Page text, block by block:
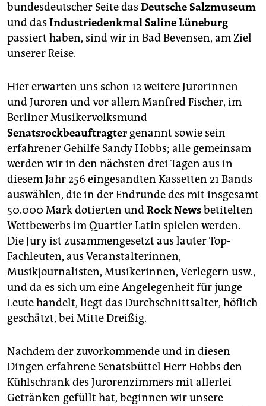
bundesdeutscher Seite das Deutsche Salzmuseum
und das Industriedenkmal Saline Lüneburg
passiert haben, sind wir in Bad Bevensen, am Ziel
unserer Reise.
Hier erwarten uns schon 12 weitere Jurorinnen
und Juroren und vor allem Manfred Fischer, im
Berliner Musikervolksmund
Senatsrockbeauftragter genannt sowie sein
erfahrener Gehilfe Sandy Hobbs; alle gemeinsam
werden wir in den nächsten drei Tagen aus in
diesem Jahr 256 eingesandten Kassetten 21 Bands
auswählen, die in der Endrunde des mit insgesamt
50.000 Mark dotierten undRock Newsbetitelten
Wettbewerbs im Quartier Latin spielen werden.
Die Jury ist zusammengesetzt aus lauter Top-
Fachleuten, aus Veranstalterinnen,
Musikjournalisten, Musikerinnen, Verlegern usw.,
und da es sich um eine Angelegenheit für junge
Leute handelt, liegt das Durchschnittsalter, höflich
geschätzt, bei Mitte Dreißig.
Nachdem der zuvorkommende und in diesen
Dingen erfahrene Senatsbüttel Herr Hobbs den
Kühlschrank des Jurorenzimmers mit allerlei
Getränken gefüllt hat, beginnen wir unsere